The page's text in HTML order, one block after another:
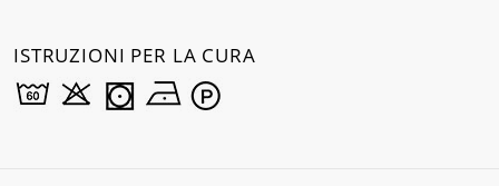
ISTRUZIONI PER LA CURA